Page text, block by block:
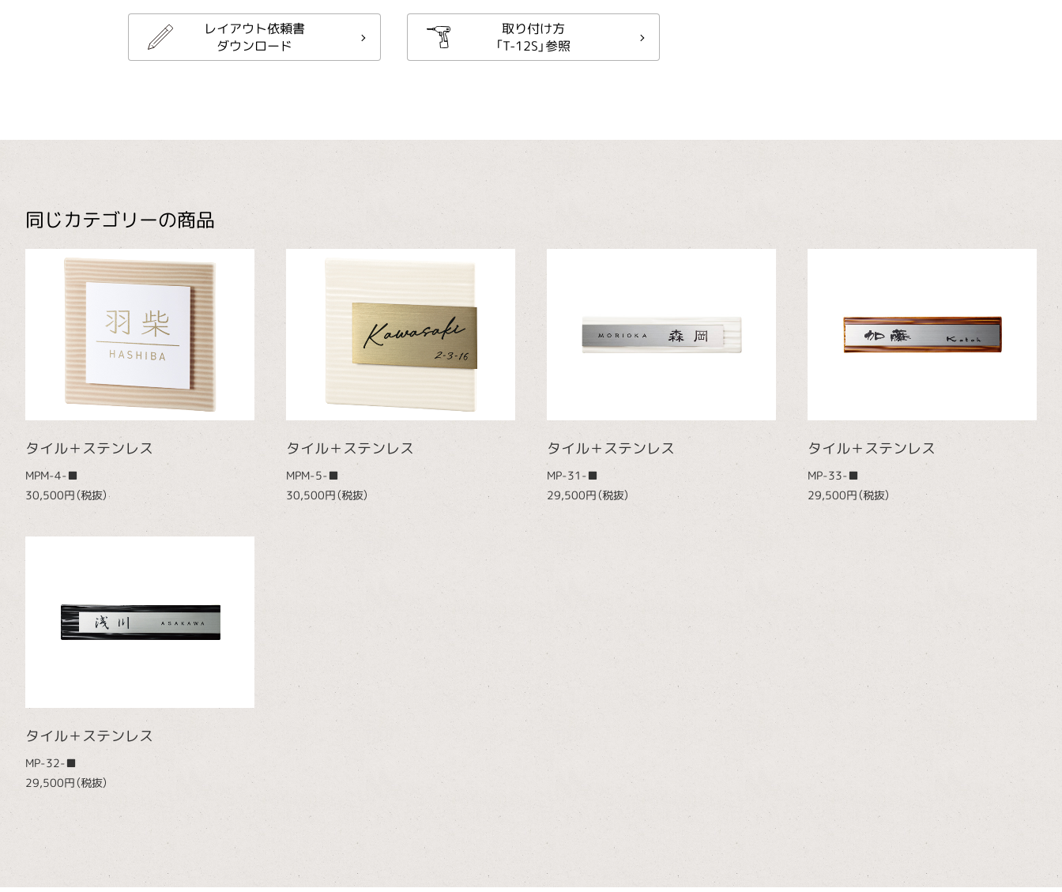
レイアウト依頼書
ダウンロード
取り付け方
「T-12S」参照
同じカテゴリーの商品
タイル＋ステンレス
MPM-4-■
30,500円（税抜）
タイル＋ステンレス
MPM-5-■
30,500円（税抜）
タイル＋ステンレス
MP-31-■
29,500円（税抜）
タイル＋ステンレス
MP-33-■
29,500円（税抜）
タイル＋ステンレス
MP-32-■
29,500円（税抜）